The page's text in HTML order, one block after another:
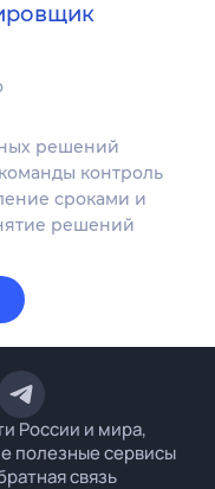
решений
контроль
сроками и
решений
России и мира,
полезные сервисы
связь